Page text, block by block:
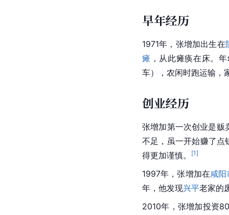
早年经历
1971年，张增加出生在
瘫 ，从此瘫痪在床。
车），农闲时跑运输，
创业经历
张增加第一次创业是贩
不足，虽一开始赚了
得更加谨慎。
[1]
1997年，张增加在咸阳
年，他发现兴平老家的
2010年，张增加投资